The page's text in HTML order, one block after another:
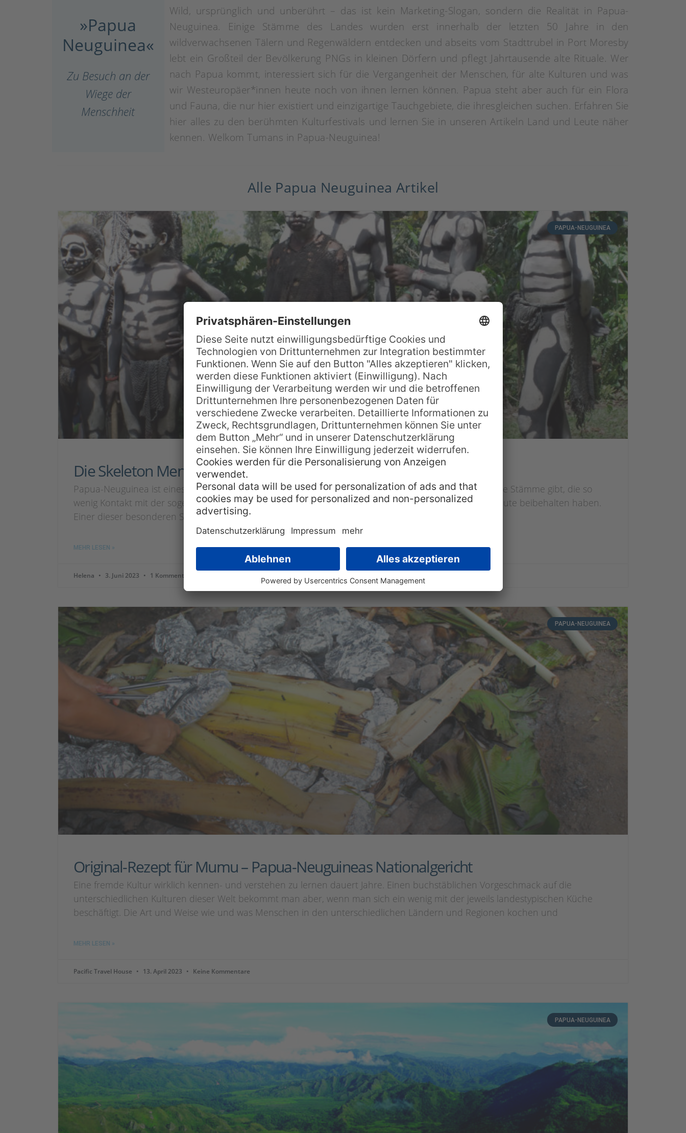
»Papua
Neuguinea«
Zu Besuch an der
Wiege der
Menschheit
Wild, ursprünglich und unberührt – das ist kein Marketing-Slogan, sondern die Realität in Papua-
Neuguinea. Einige Stämme des Landes wurden erst innerhalb der letzten 50 Jahre in den
wildverwachsenen Tälern und Regenwäldern entdecken und abseits vom Stadttrubel in Port Moresby
lebt ein Großteil der Bevölkerung PNGs in kleinen Dörfern und pflegt Jahrtausende alte Rituale. Wer
nach Papua kommt, interessiert sich für die Vergangenheit der Menschen, für alte Kulturen und was
wir Westeuropäer*innen heute noch von ihnen lernen können. Papua steht aber auch für ein Flora
und Fauna, die nur hier existiert und einzigartige Tauchgebiete, die ihresgleichen suchen. Erfahren Sie
hier alles zu den berühmten Kulturfestivals und lernen Sie in unseren Artikeln Land und Leute näher
kennen. Welkom Tumans in Papua-Neuguinea!
Alle Papua Neuguinea Artikel
PAPUA-NEUGUINEA
Die Skeleton Men in Papua-Neuguinea
Papua-Neuguinea ist eines der wenigen Länder auf der Welt, in dem es noch immer zahlreiche indigene Stämme gibt, die so
wenig Kontakt mit der sogenannten „Zivilisation“ haben, dass sie ihre ursprüngliche Lebensweise bis heute beibehalten haben.
Einer dieser besonderen Stämme sind die sogenannten Chimbu, auch Skeleton Men genannt, die im
MEHR LESEN »
Helena 3. Juni 2023 1 Kommentar
PAPUA-NEUGUINEA
Original-Rezept für Mumu – Papua-Neuguineas Nationalgericht
Eine fremde Kultur wirklich kennen- und verstehen zu lernen dauert Jahre. Einen buchstäblichen Vorgeschmack auf die
unterschiedlichen Kulturen dieser Welt bekommt man aber, wenn man sich ein wenig mit der jeweils landestypischen Küche
beschäftigt. Die Art und Weise wie und was Menschen in den unterschiedlichen Ländern und Regionen kochen und
MEHR LESEN »
Pacific Travel House 13. April 2023 Keine Kommentare
PAPUA-NEUGUINEA